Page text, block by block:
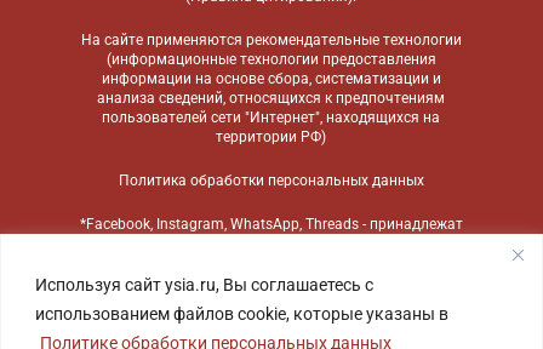
Используя сайт ysia.ru, Вы соглашаетесь с
использованием файлов cookie, которые указаны в
Политике обработки персональных данных
На сайте применяются рекомендательные технологии
(информационные технологии предоставления
информации на основе сбора, систематизации и
анализа сведений, относящихся к предпочтениям
пользователей сети "Интернет", находящихся на
территории РФ)
Политика обработки персональных данных
*Facebook, Instagram, WhatsApp, Threads - принадлежат